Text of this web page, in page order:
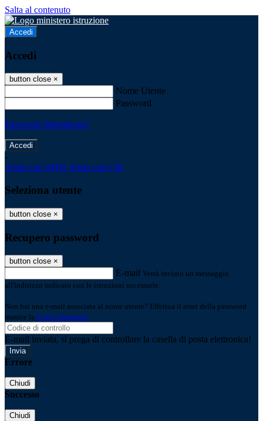
Salta al contenuto
Accedi
Accedi
button close ×
Nome Utente
Password
Password dimenticata?
-
Entra con SPID Entra con CIE
Seleziona utente
button close ×
Recupero password
button close ×
E-mail Verrà inviato un messaggio
all'indirizzo indicato con le istruzioni necessarie.
Non hai una e-mail associata al nome utente? Effettua il reset della password
tramite la Login Spaggiari
E-mail inviata, si prega di controllare la casella di posta elettronica!
Errore
Chiudi
Successo
Chiudi